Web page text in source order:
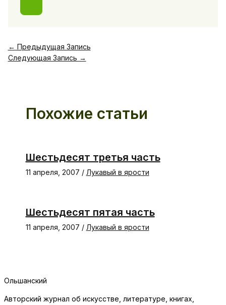
← Предыдущая Запись
Следующая Запись →
Похожие статьи
Шестьдесят третья часть
11 апреля, 2007 / Лукавый в ярости
Шестьдесят пятая часть
11 апреля, 2007 / Лукавый в ярости
Ольшанский
Авторский журнал об искусстве, литературе, книгах,